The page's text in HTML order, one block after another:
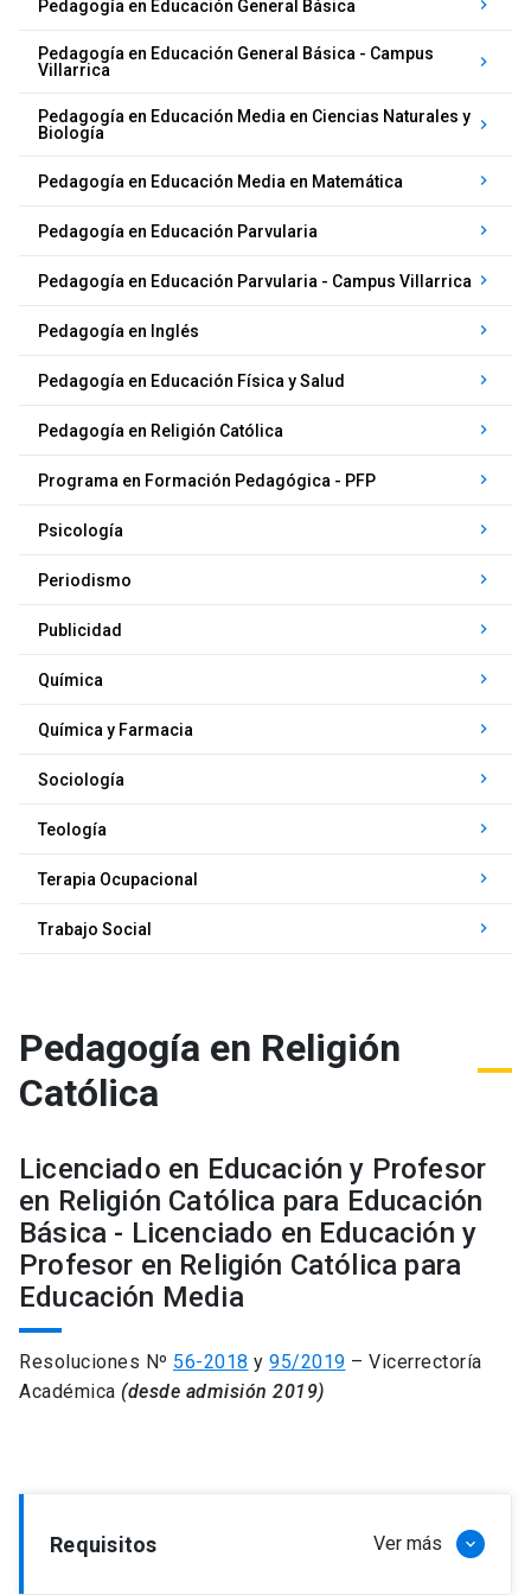
Pedagogía en Educación General Básica keyboard_arrow_right
Pedagogía en Educación General Básica - Campus
Villarrica
keyboard_arrow_right
Pedagogía en Educación Media en Ciencias Naturales y
Biología
keyboard_arrow_right
Pedagogía en Educación Media en Matemática keyboard_arrow_right
Pedagogía en Educación Parvularia keyboard_arrow_right
Pedagogía en Educación Parvularia - Campus Villarrica keyboard_arrow_right
Pedagogía en Inglés keyboard_arrow_right
Pedagogía en Educación Física y Salud keyboard_arrow_right
Pedagogía en Religión Católica keyboard_arrow_right
Programa en Formación Pedagógica - PFP keyboard_arrow_right
Psicología keyboard_arrow_right
Periodismo keyboard_arrow_right
Publicidad keyboard_arrow_right
Química keyboard_arrow_right
Química y Farmacia keyboard_arrow_right
Sociología keyboard_arrow_right
Teología keyboard_arrow_right
Terapia Ocupacional keyboard_arrow_right
Trabajo Social keyboard_arrow_right
Pedagogía en Religión
Católica
Licenciado en Educación y Profesor
en Religión Católica para Educación
Básica - Licenciado en Educación y
Profesor en Religión Católica para
Educación Media
Resoluciones Nº 56-2018 y 95/2019 – Vicerrectoría
Académica (desde admisión 2019)
Requisitos Ver más keyboard_arrow_down